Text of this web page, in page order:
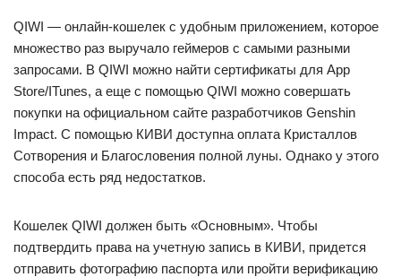
QIWI — онлайн-кошелек с удобным приложением, которое
множество раз выручало геймеров с самыми разными
запросами. В QIWI можно найти сертификаты для App
Store/ITunes, а еще с помощью QIWI можно совершать
покупки на официальном сайте разработчиков Genshin
Impact. С помощью КИВИ доступна оплата Кристаллов
Сотворения и Благословения полной луны. Однако у этого
способа есть ряд недостатков.
Кошелек QIWI должен быть «Основным». Чтобы
подтвердить права на учетную запись в КИВИ, придется
отправить фотографию паспорта или пройти верификацию